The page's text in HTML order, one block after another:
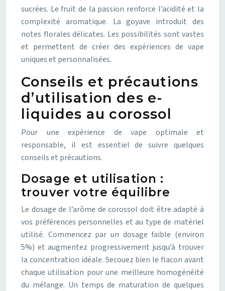
sucrées. Le fruit de la passion renforce l’acidité et la
complexité aromatique. La goyave introduit des
notes florales délicates. Les possibilités sont vastes
et permettent de créer des expériences de vape
uniques et personnalisées.
Conseils et précautions
d’utilisation des e-
liquides au corossol
Pour une expérience de vape optimale et
responsable, il est essentiel de suivre quelques
conseils et précautions.
Dosage et utilisation :
trouver votre équilibre
Le dosage de l’arôme de corossol doit être adapté à
vos préférences personnelles et au type de matériel
utilisé. Commencez par un dosage faible (environ
5%) et augmentez progressivement jusqu’à trouver
la concentration idéale. Secouez bien le flacon avant
chaque utilisation pour une meilleure homogénéité
du mélange. Un temps de maturation de quelques